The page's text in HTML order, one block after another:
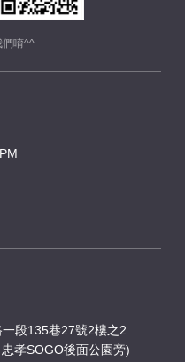
們唷^^
段135巷27號2樓之2
孝SOGO後面公園旁)